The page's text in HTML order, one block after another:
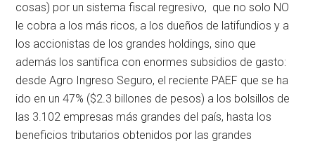
cosas) por un sistema fiscal regresivo, que no solo NO
le cobra a los más ricos, a los dueños de latifundios y a
los accionistas de los grandes holdings, sino que
además los santifica con enormes subsidios de gasto:
desde Agro Ingreso Seguro, el reciente PAEF que se ha
ido en un 47% ($2.3 billones de pesos) a los bolsillos de
las 3.102 empresas más grandes del país, hasta los
beneficios tributarios obtenidos por las grandes